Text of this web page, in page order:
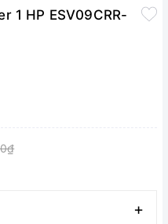
1 HP ESV09CRR-
+